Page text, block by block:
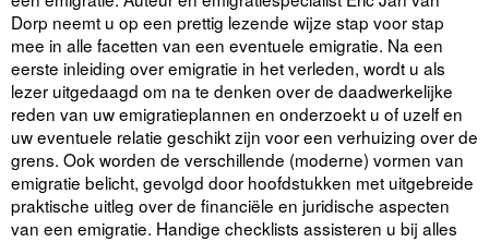
Dorp neemt u op een prettig lezende wijze stap voor stap
mee in alle facetten van een eventuele emigratie. Na een
eerste inleiding over emigratie in het verleden, wordt u als
lezer uitgedaagd om na te denken over de daadwerkelijke
reden van uw emigratieplannen en onderzoekt u of uzelf en
uw eventuele relatie geschikt zijn voor een verhuizing over de
grens. Ook worden de verschillende (moderne) vormen van
emigratie belicht, gevolgd door hoofdstukken met uitgebreide
praktische uitleg over de financiële en juridische aspecten
van een emigratie. Handige checklists assisteren u bij alles